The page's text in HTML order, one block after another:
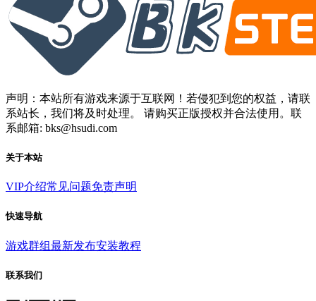
声明：本站所有游戏来源于互联网！若侵犯到您的权益，请联
系站长，我们将及时处理。 请购买正版授权并合法使用。联
系邮箱: bks@hsudi.com
关于本站
VIP介绍常见问题免责声明
快速导航
游戏群组最新发布安装教程
联系我们